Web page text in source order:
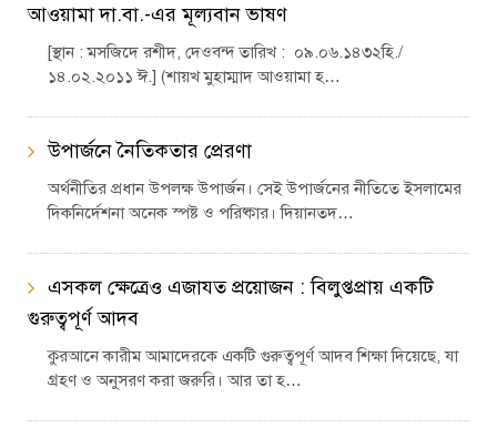
আওয়ামা দা.বা.-এর মূল্যবান ভাষণ
[স্থান : মসজিদে রশীদ, দেওবন্দ তারিখ : ০৯.০৬.১৪৩২হি./
১৪.০২.২০১১ ঈ.] (শায়খ মুহাম্মাদ আওয়ামা হ…
উপার্জনে নৈতিকতার প্রেরণা
অর্থনীতির প্রধান উপলক্ষ উপার্জন। সেই উপার্জনের নীতিতে ইসলামের
দিকনির্দেশনা অনেক স্পষ্ট ও পরিষ্কার। দিয়ানতদ…
এসকল ক্ষেত্রেও এজাযত প্রয়োজন : বিলুপ্তপ্রায় একটি
গুরুত্বপূর্ণ আদব
কুরআনে কারীম আমাদেরকে একটি গুরুত্বপূর্ণ আদব শিক্ষা দিয়েছে, যা
গ্রহণ ও অনুসরণ করা জরুরি। আর তা হ…